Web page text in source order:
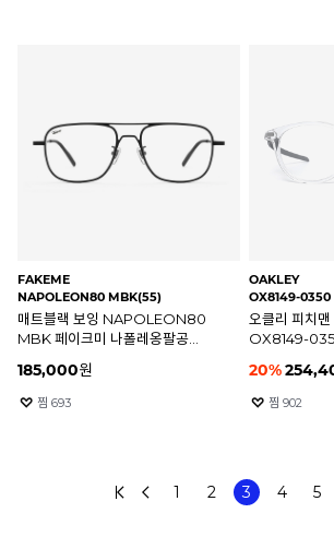
FAKEME
NAPOLEON80 MBK(55)
매트블랙 보잉 NAPOLEON80
MBK 페이크미 나폴레옹팔공
185,000원
찜 693
OAKLEY
OX8149-0350
오클리 피치
OX8149-
20%
찜 902
1 2 3 4 5